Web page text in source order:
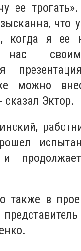
ее трогать».
что
когда я
нас
можно
сказал Эктор.
и
также в